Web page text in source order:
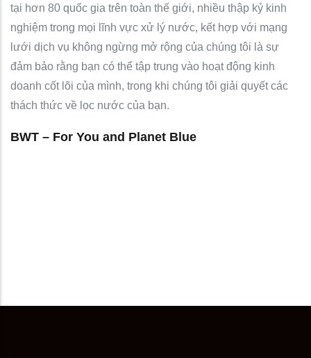
tại hơn 80 quốc gia trên toàn thế giới, nhiều thập kỷ kinh
nghiệm trong mọi lĩnh vực xử lý nước, kết hợp với mạng
lưới dịch vụ không ngừng mở rộng của chúng tôi là sự
đảm bảo rằng bạn có thể tập trung vào hoạt động kinh
doanh cốt lõi của mình, trong khi chúng tôi giải quyết các
thách thức về lọc nước của bạn.
BWT – For You and Planet Blue